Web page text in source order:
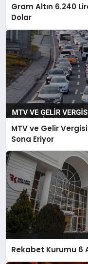
Gram Altın 6.240
Dolar
MTV ve Gelir
Sona Eriyor
Rekabet Kurumu 6